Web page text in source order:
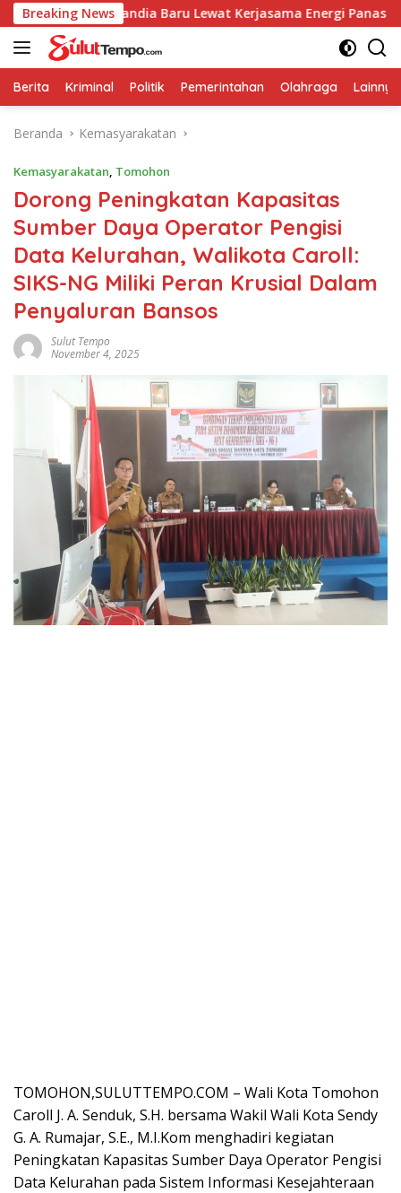
Langsung
ke
konten
Breaking News
Selandia Baru Lewat Kerjasama Energi Panas Bumi
Berita Kriminal Politik Pemerintahan Olahraga Lainnya
Beranda Kemasyarakatan
Kemasyarakatan, Tomohon
Dorong Peningkatan Kapasitas
Sumber Daya Operator Pengisi
Data Kelurahan, Walikota Caroll:
SIKS-NG Miliki Peran Krusial Dalam
Penyaluran Bansos
Sulut Tempo
November 4, 2025
TOMOHON,SULUTTEMPO.COM – Wali Kota Tomohon
Caroll J. A. Senduk, S.H. bersama Wakil Wali Kota Sendy
G. A. Rumajar, S.E., M.I.Kom menghadiri kegiatan
Peningkatan Kapasitas Sumber Daya Operator Pengisi
Data Kelurahan pada Sistem Informasi Kesejahteraan